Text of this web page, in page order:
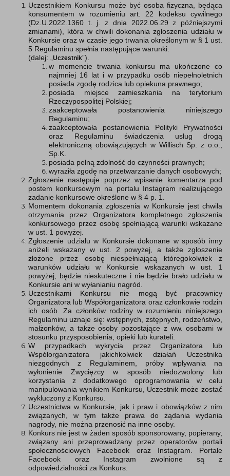
Uczestnikiem Konkursu może być osoba fizyczna, będąca
konsumentem w rozumieniu art. 22 kodeksu cywilnego
(Dz.U.2022.1360 t. j. z dnia 2022.06.29 z późniejszymi
zmianami), która w chwili dokonania zgłoszenia udziału w
Konkursie oraz w czasie jego trwania określonym w § 1 ust.
5 Regulaminu spełnia następujące warunki:
(dalej: „ Uczestnik”).
w momencie trwania konkursu ma ukończone co
najmniej 16 lat i w przypadku osób niepełnoletnich
posiada zgodę rodzica lub opiekuna prawnego;
posiada miejsce zamieszkania na terytorium
Rzeczypospolitej Polskiej;
zaakceptowała postanowienia niniejszego
Regulaminu;
zaakceptowała postanowienia Polityki Prywatności
oraz Regulaminu świadczenia usług drogą
elektroniczną obowiązujących w Willisch Sp. z o.o.,
Sp.K.
posiada pełną zdolność do czynności prawnych;
wyraziła zgodę na przetwarzanie danych osobowych;
Zgłoszenie następuje poprzez wpisanie komentarza pod
postem konkursowym na portalu Instagram realizującego
zadanie konkursowe określone w § 4 p. 1.
Momentem dokonania zgłoszenia w Konkursie jest chwila
otrzymania przez Organizatora kompletnego zgłoszenia
konkursowego przez osobę spełniającą warunki wskazane
w ust. 1 powyżej.
Zgłoszenie udziału w Konkursie dokonane w sposób inny
aniżeli wskazany w ust. 2 powyżej, a także zgłoszenie
złożone przez osobę niespełniającą któregokolwiek z
warunków udziału w Konkursie wskazanych w ust. 1
powyżej, będzie nieskuteczne i nie będzie brało udziału w
Konkursie ani w wyłanianiu nagród.
Uczestnikami Konkursu nie mogą być pracownicy
Organizatora lub Współorganizatora oraz członkowie rodzin
ich osób. Za członków rodziny w rozumieniu niniejszego
Regulaminu uznaje się̨: wstępnych, zstępnych, rodzeństwo,
małżonków, a także osoby pozostające z ww. osobami w
stosunku przysposobienia, opieki lub kurateli.
W przypadkach wykrycia przez Organizatora lub
Współorganizatora jakichkolwiek działań Uczestnika
niezgodnych z Regulaminem, próby wpływania na
wyłonienie Zwycięzcy w sposób niedozwolony lub
korzystania z dodatkowego oprogramowania w celu
manipulowania wynikiem Konkursu, Uczestnik może zostać́
wykluczony z Konkursu.
Uczestnictwa w Konkursie, jak i praw i obowiązków z nim
związanych, w tym także prawa do żądania wydania
nagrody, nie można przenosić na inne osoby.
Konkurs nie jest w żaden sposób sponsorowany, popierany,
związany ani przeprowadzany przez operatorów portali
społecznościowych Facebook oraz Instagram. Portale
Facebook oraz Instagram zwolnione są z
odpowiedzialności za Konkurs.